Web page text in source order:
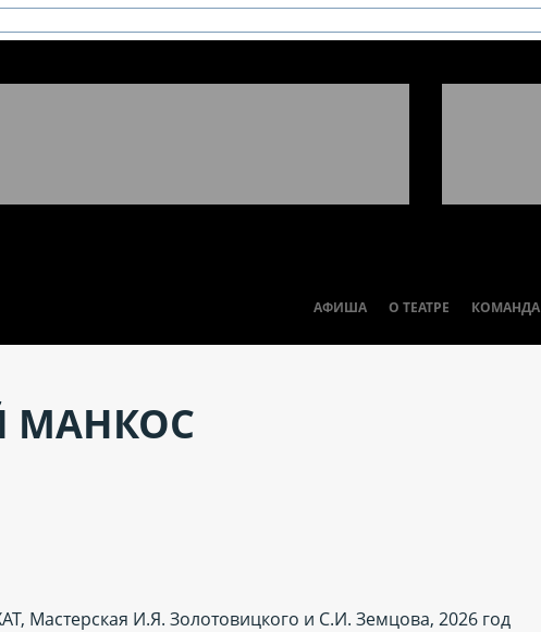
АФИША О ТЕАТРЕ КОМАНДА
МАНКОС
Мастерская И.Я. Золотовицкого и С.И. Земцова, 2026 год